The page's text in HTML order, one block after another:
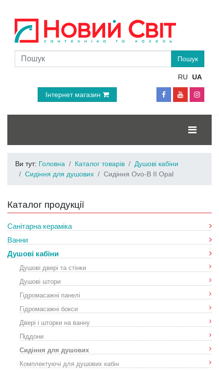
RU UA
Інтернет магазин
Ви тут: Головна Каталог товарів
Душові кабіни
Сидіння для душових
Сидіння Ovo-B II Opal
Каталог продукції
Санітарна кераміка
Ванни
Душові кабіни
Душові двері та стінки
Душові штори
Гідромасажні панелі
Гідромасажні бокси
Двері і шторки на ванну
Піддони
Сидіння для душових
Комплектуючі для душових кабін